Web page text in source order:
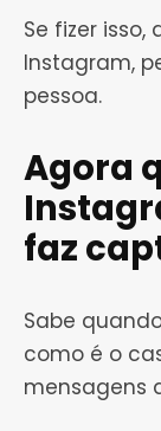
Se fizer
Instagram,
pessoa.
Agora
faz
Sabe
como é o
mensagens